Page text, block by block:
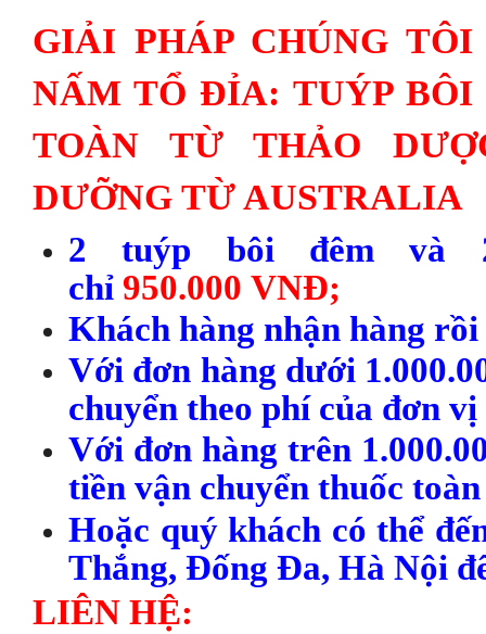
GIẢI PHÁP CHÚNG
NẤM TỔ ĐỈA: TUÝP
TOÀN TỪ THẢO
DƯỠNG TỪ AUSTRALIA
2 tuýp bôi đêm và
chỉ 950.000 VNĐ;
Khách hàng nhận hàng
Với đơn hàng dưới
chuyển theo phí của đơn
Với đơn hàng trên
tiền vận chuyển thuốc
Hoặc quý khách có thể
Thắng, Đống Đa, Hà Nội
LIÊN HỆ: